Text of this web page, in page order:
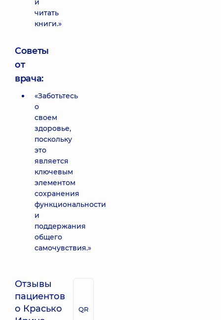
и
читать
книги.»
Советы
от
врача:
«Заботьтесь
о
своем
здоровье,
поскольку
это
является
ключевым
элементом
сохранения
функциональности
и
поддержания
общего
самочувствия.»
Отзывы
пациентов
о Красько
QR